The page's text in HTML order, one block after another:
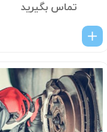
تماس بگیرید